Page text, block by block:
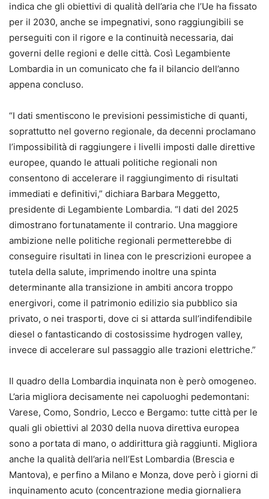
indica che gli obiettivi di qualità dell’aria che l’Ue ha fissato
per il 2030, anche se impegnativi, sono raggiungibili se
perseguiti con il rigore e la continuità necessaria, dai
governi delle regioni e delle città. Così Legambiente
Lombardia in un comunicato che fa il bilancio dell’anno
appena concluso.
“I dati smentiscono le previsioni pessimistiche di quanti,
soprattutto nel governo regionale, da decenni proclamano
l’impossibilità di raggiungere i livelli imposti dalle direttive
europee, quando le attuali politiche regionali non
consentono di accelerare il raggiungimento di risultati
immediati e definitivi,” dichiara Barbara Meggetto,
presidente di Legambiente Lombardia. “I dati del 2025
dimostrano fortunatamente il contrario. Una maggiore
ambizione nelle politiche regionali permetterebbe di
conseguire risultati in linea con le prescrizioni europee a
tutela della salute, imprimendo inoltre una spinta
determinante alla transizione in ambiti ancora troppo
energivori, come il patrimonio edilizio sia pubblico sia
privato, o nei trasporti, dove ci si attarda sull’indifendibile
diesel o fantasticando di costosissime hydrogen valley,
invece di accelerare sul passaggio alle trazioni elettriche.”
Il quadro della Lombardia inquinata non è però omogeneo.
L’aria migliora decisamente nei capoluoghi pedemontani:
Varese, Como, Sondrio, Lecco e Bergamo: tutte città per le
quali gli obiettivi al 2030 della nuova direttiva europea
sono a portata di mano, o addirittura già raggiunti. Migliora
anche la qualità dell’aria nell’Est Lombardia (Brescia e
Mantova), e perfino a Milano e Monza, dove però i giorni di
inquinamento acuto (concentrazione media giornaliera